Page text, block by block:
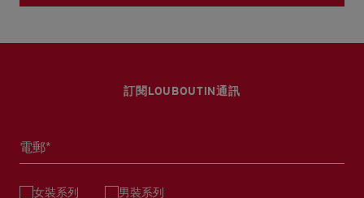
訂閱LOUBOUTIN通訊
電郵*
女裝系列 男裝系列